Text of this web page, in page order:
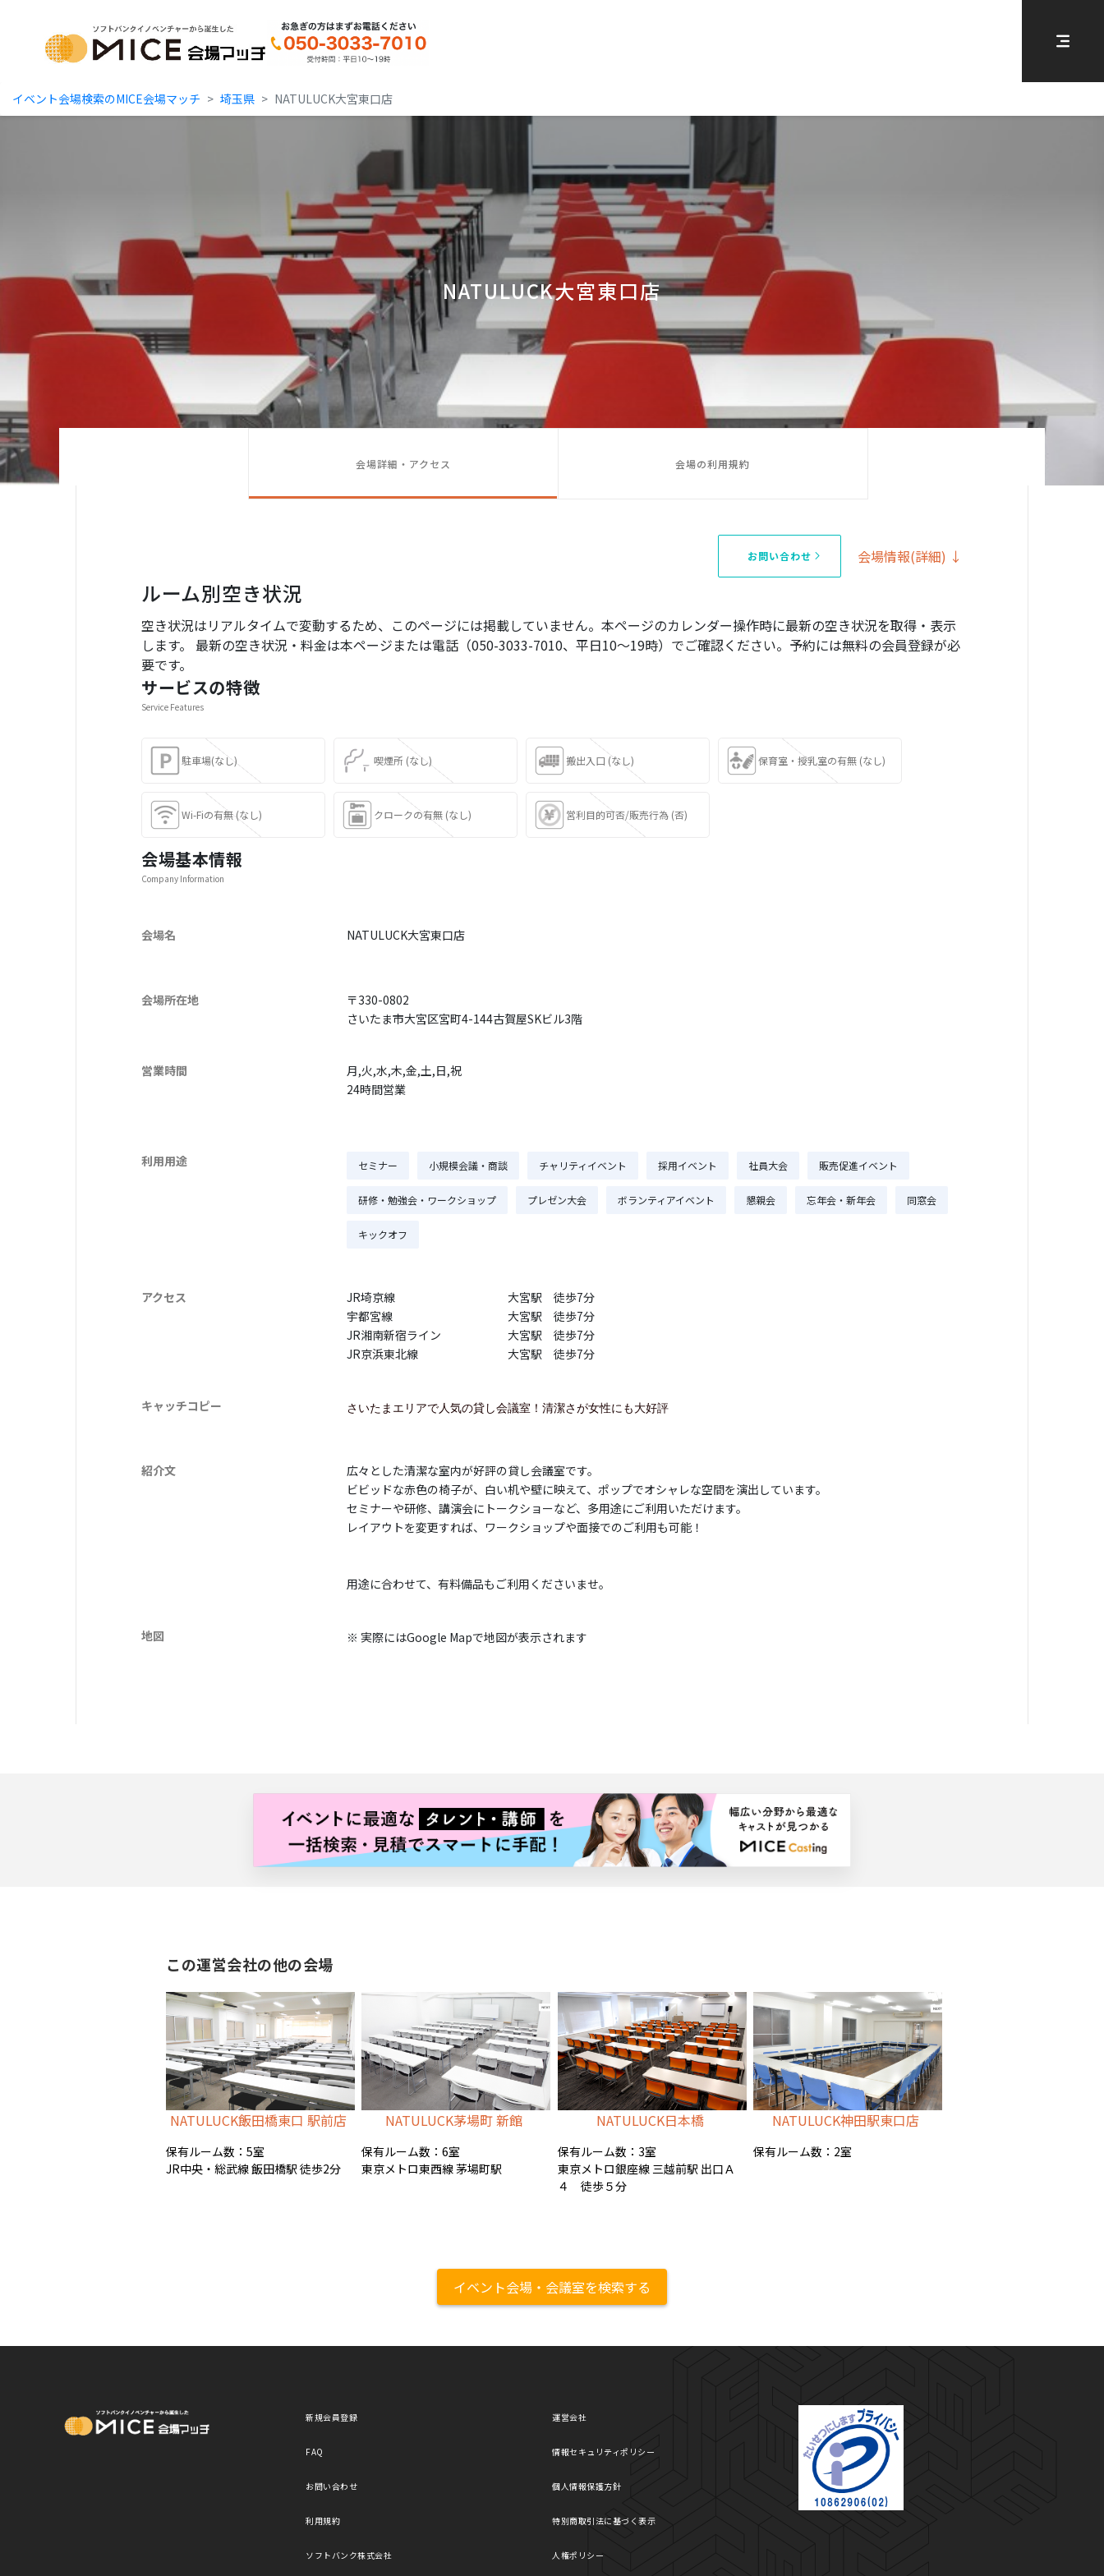
MICE Platform
イベント会場検索のMICE会場マッチ 埼玉県 NATULUCK大宮東口店
NATULUCK大宮東口店
会場詳細・アクセス 会場の利用規約
お問い合わせ 会場情報(詳細) ↓
ルーム別空き状況
空き状況はリアルタイムで変動するため、このページには掲載していません。本ページのカレンダー操作時に最新の空き状況を取得・表示
します。 最新の空き状況・料金は本ページまたは電話（050-3033-7010、平日10〜19時）でご確認ください。予約には無料の会員登録が必
要です。
サービスの特徴
Service Features
駐車場(なし) 喫煙所 (なし) 搬出入口 (なし) 保育室・授乳室の有無 (なし)
Wi-Fiの有無 (なし) クロークの有無 (なし) 営利目的可否/販売行為 (否)
会場基本情報
Company Information
会場名 NATULUCK大宮東口店
会場所在地
〒330-0802
さいたま市大宮区宮町4-144古賀屋SKビル3階
営業時間
月,火,水,木,金,土,日,祝
24時間営業
利用用途 セミナー 小規模会議・商談 チャリティイベント 採用イベント 社員大会 販売促進イベント
研修・勉強会・ワークショップ プレゼン大会 ボランティアイベント 懇親会 忘年会・新年会 同窓会
キックオフ
アクセス JR埼京線
大宮駅 徒歩7分
宇都宮線
大宮駅 徒歩7分
JR湘南新宿ライン
大宮駅 徒歩7分
JR京浜東北線
大宮駅 徒歩7分
キャッチコピー さいたまエリアで人気の貸し会議室！清潔さが女性にも大好評
紹介文
広々とした清潔な室内が好評の貸し会議室です。
ビビッドな赤色の椅子が、白い机や壁に映えて、ポップでオシャレな空間を演出しています。
セミナーや研修、講演会にトークショーなど、多用途にご利用いただけます。
レイアウトを変更すれば、ワークショップや面接でのご利用も可能！
用途に合わせて、有料備品もご利用くださいませ。
地図 ※ 実際にはGoogle Mapで地図が表示されます
この運営会社の他の会場
NATULUCK飯田橋東口 駅前店
保有ルーム数：5室
JR中央・総武線 飯田橋駅 徒歩2分
NATULUCK茅場町 新館
保有ルーム数：6室
東京メトロ東西線 茅場町駅
NATULUCK日本橋
保有ルーム数：3室
東京メトロ銀座線 三越前駅 出口Ａ
４ 徒歩５分
NATULUCK神田駅東口店
保有ルーム数：2室
イベント会場・会議室を検索する
新規会員登録
FAQ
お問い合わせ
利用規約
ソフトバンク株式会社
運営会社
情報セキュリティポリシー
個人情報保護方針
特別商取引法に基づく表示
人権ポリシー